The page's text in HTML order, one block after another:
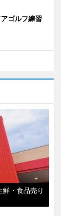
ゴルフ練習
・食品売り